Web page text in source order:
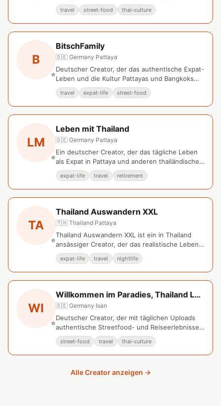
deutschen Auswanderern in Thailand.
travel street-food thai-culture
B
⭐
BitschFamily
🇩🇪 Germany·Pattaya
Deutscher Creator, der das authentische Expat-
Leben und die Kultur Pattayas und Bangkoks
auf YouTube dokumentiert.
travel expat-life street-food
LM
⭐
Leben mit Thailand
🇩🇪 Germany·Pattaya
Ein deutscher Creator, der das tägliche Leben
als Expat in Pattaya und anderen thailändischen
Regionen dokumentiert.
expat-life travel retirement
TA
⭐
Thailand Auswandern XXL
🇹🇭 Thailand·Pattaya
Thailand Auswandern XXL ist ein in Thailand
ansässiger Creator, der das realistische Leben
von Auswanderern dokumentiert.
expat-life travel nightlife
WI
⭐
Willkommen im Paradies, Thailand Leute, Kultur
🇩🇪 Germany·Isan
Deutscher Creator, der mit täglichen Uploads
authentische Streetfood- und Reiseerlebnisse
aus Isaan und Pattaya dokumentiert.
street-food travel thai-culture
Alle Creator anzeigen →